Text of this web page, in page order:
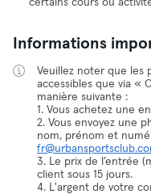
certains cours ou
Informations
Veuillez noter que les
accessibles que via «
manière suivante :
1. Vous achetez une
2. Vous envoyez une
nom, prénom et
3. Le prix de l’entrée
client sous 15 jours.
4. L'argent de votre